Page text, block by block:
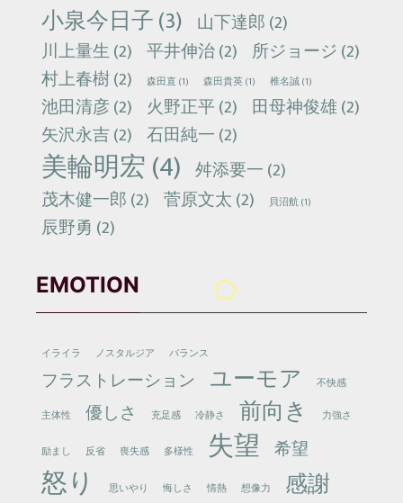
小泉今日子(3) 山下達郎(2)
川上量生(2) 平井伸治(2) 所ジョージ(2)
村上春樹(2) 森田直(1) 森田貴英(1) 椎名誠(1)
池田清彦(2) 火野正平(2) 田母神俊雄(2)
矢沢永吉(2) 石田純一(2)
美輪明宏(4) 舛添要一(2)
茂木健一郎(2) 菅原文太(2) 貝沼航(1)
辰野勇 (2)
EMOTION
イライラ ノスタルジア バランス
フラストレーション ユーモア
不快感
主体性
優しさ 充足感 冷静さ 前向き 力強さ
励まし 反省 喪失感 多様性 失望 希望
怒り 思いやり 悔しさ 情熱 想像力 感謝